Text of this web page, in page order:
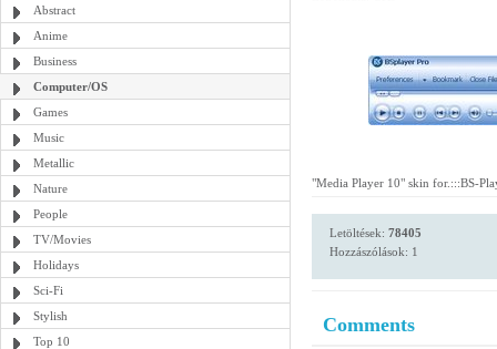
Abstract
Anime
Business
Computer/OS
Games
Music
Metallic
Nature
People
TV/Movies
Holidays
Sci-Fi
Stylish
Top 10
"Media Player 10" skin for.:::BS-
Letöltések: 78405
Hozzászólások: 1
Comments